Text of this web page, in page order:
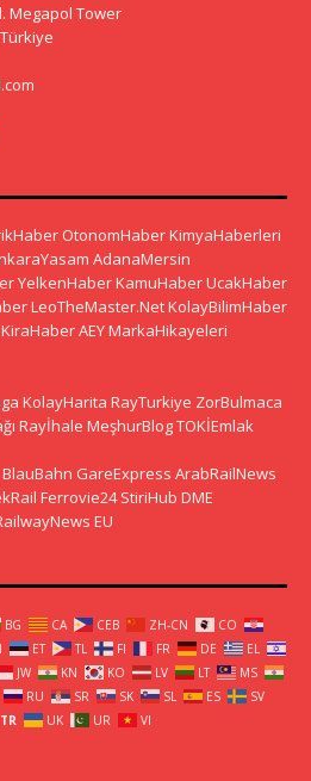
Megapol Tower
OtonomHaberKimyaHaberleri
AdanaMersin
YelkenHaberKamuHaberUcakHaber
LeoTheMaster.NetKolayBilimHaber
KiraHaberAEYMarkaHikayeleri
KolayHarita RayTurkiye ZorBulmaca
Rayİhale MeşhurBlogTOKİEmlak
BlauBahn GareExpress ArabRailNews
Ferrovie24 StiriHub DME
EU
BG CA CEB ZH-CN
CO
ET TL FI FR DE
EL
JW KN KO LV LT
MS
RU SR SK SL ES
SV
TR UK UR VI